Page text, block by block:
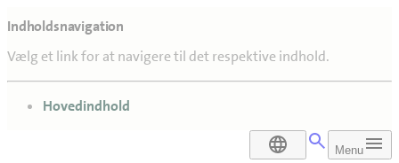
Indholdsnavigation
Vælg et link for at navigere til det respektive indhold.
gå til
Hovedindhold
DA Menu